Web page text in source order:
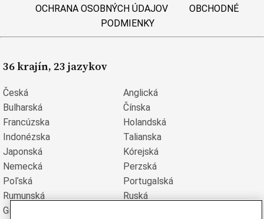
OCHRANA OSOBNÝCH ÚDAJOV
OBCHODNÉ
PODMIENKY
36 krajín, 23 jazykov
Česká
Anglická
Bulharská
Čínska
Francúzska
Holandská
Indonézska
Talianska
Japonská
Kórejská
Nemecká
Perzská
Poľská
Portugalská
Rumunská
Ruská
Grécka